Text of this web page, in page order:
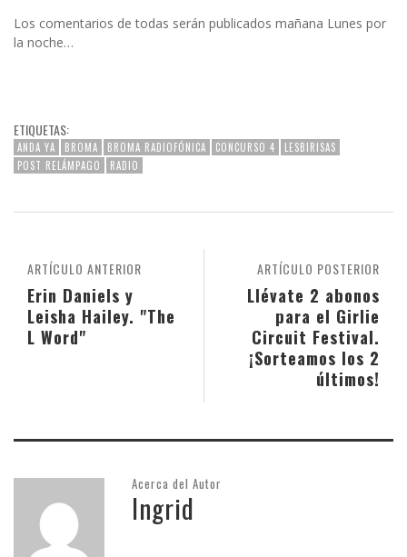
Los comentarios de todas serán publicados mañana Lunes por
la noche…
ETIQUETAS:
ANDA YA BROMA BROMA RADIOFÓNICA CONCURSO 4
LESBIRISAS
POST RELÁMPAGO
RADIO
ARTÍCULO POSTERIOR
Llévate 2 abonos
para el Girlie
Circuit Festival.
¡Sorteamos los 2
últimos!
ARTÍCULO ANTERIOR
Erin Daniels y
Leisha Hailey. "The
L Word"
Acerca del Autor
Ingrid